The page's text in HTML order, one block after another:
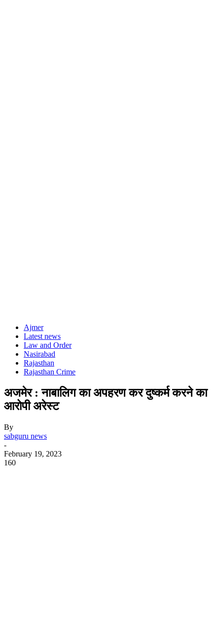
Ajmer
Latest news
Law and Order
Nasirabad
Rajasthan
Rajasthan Crime
अजमेर : नाबालिग का अपहरण कर दुष्कर्म करने का
आरोपी अरेस्ट
By
sabguru news
-
February 19, 2023
160